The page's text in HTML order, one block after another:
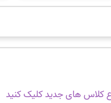
کلاس های جدید کلیک کنید